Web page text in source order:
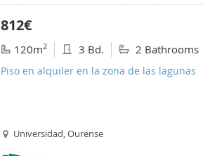
812€
120m2 3 Bd. 2 Bathrooms
Piso en alquiler en la zona de las lagunas
Universidad, Ourense